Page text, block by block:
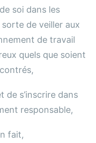
soi dans les
de veiller aux
de travail
quels que soient
de s’inscrire dans
responsable,
fait,